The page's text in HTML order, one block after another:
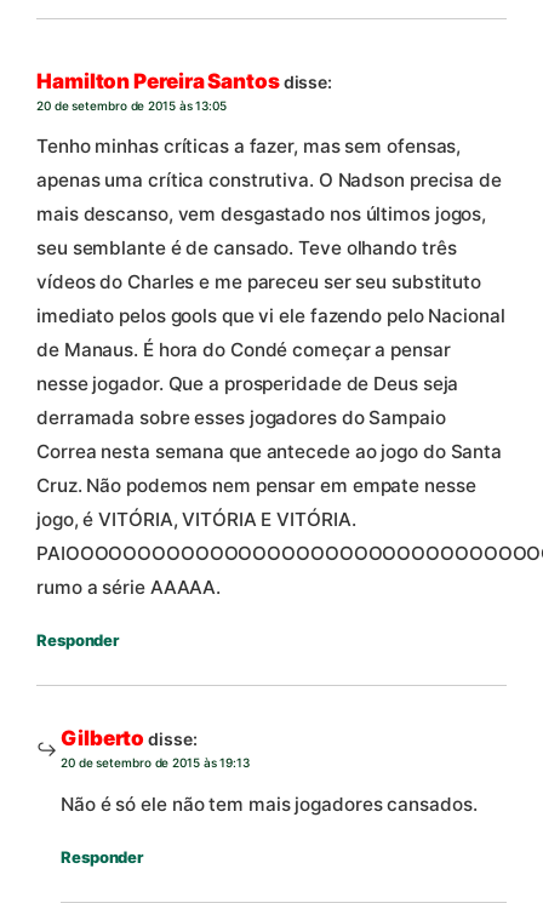
Hamilton Pereira Santosdisse:
20 de setembro de 2015 às 13:05
Tenho minhas críticas a fazer, mas sem ofensas,
apenas uma crítica construtiva. O Nadson precisa de
mais descanso, vem desgastado nos últimos jogos,
seu semblante é de cansado. Teve olhando três
vídeos do Charles e me pareceu ser seu substituto
imediato pelos gools que vi ele fazendo pelo Nacional
de Manaus. É hora do Condé começar a pensar
nesse jogador. Que a prosperidade de Deus seja
derramada sobre esses jogadores do Sampaio
Correa nesta semana que antecede ao jogo do Santa
Cruz. Não podemos nem pensar em empate nesse
jogo, é VITÓRIA, VITÓRIA E VITÓRIA.
rumo a série AAAAA.
Responder
Gilberto disse:
20 de setembro de 2015 às 19:13
Não é só ele não tem mais jogadores cansados.
Responder